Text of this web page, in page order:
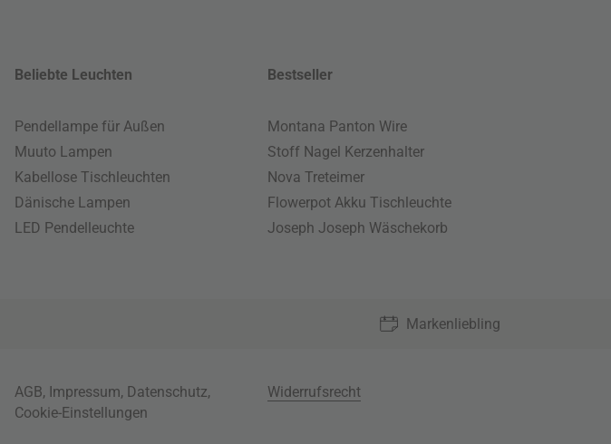
Beliebte Leuchten
Pendellampe für Außen
Muuto Lampen
Kabellose Tischleuchten
Dänische Lampen
LED Pendelleuchte
Bestseller
Montana Panton Wire
Stoff Nagel Kerzenhalter
Nova Treteimer
Flowerpot Akku Tischleuchte
Joseph Joseph Wäschekorb
Markenliebling
AGB, Impressum, Datenschutz,
Cookie-Einstellungen
Widerrufsrecht